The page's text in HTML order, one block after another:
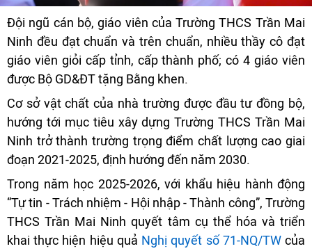
Đội ngũ cán bộ, giáo viên của Trường THCS Trần Mai
Ninh đều đạt chuẩn và trên chuẩn, nhiều thầy cô đạt
giáo viên giỏi cấp tỉnh, cấp thành phố; có 4 giáo viên
được Bộ GD&ĐT tặng Bằng khen.
Cơ sở vật chất của nhà trường được đầu tư đồng bộ,
hướng tới mục tiêu xây dựng Trường THCS Trần Mai
Ninh trở thành trường trọng điểm chất lượng cao giai
đoạn 2021-2025, định hướng đến năm 2030.
Trong năm học 2025-2026, với khẩu hiệu hành động
“Tự tin - Trách nhiệm - Hội nhập - Thành công”, Trường
THCS Trần Mai Ninh quyết tâm cụ thể hóa và triển
khai thực hiện hiệu quả Nghị quyết số 71-NQ/TWcủa